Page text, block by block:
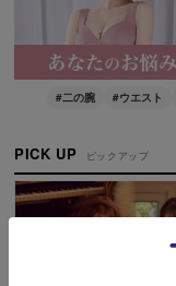
#二の腕 #ウエスト
PICK UP ピックアップ